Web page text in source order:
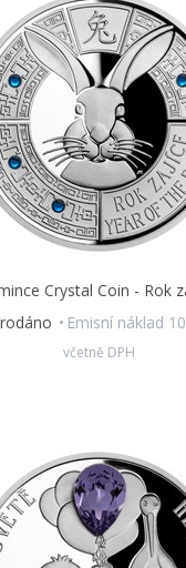
Crystal Coin - Rok
Emisní náklad
včetně DPH